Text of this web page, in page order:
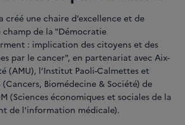
créé une chaire d’excellence et de
champ de la "Démocratie
: implication des citoyens et des
par le cancer", en partenariat avec Aix-
(AMU), l’Institut Paoli-Calmettes et
(Cancers, Biomédecine & Société) de
(Sciences économiques et sociales de la
de l'information médicale).